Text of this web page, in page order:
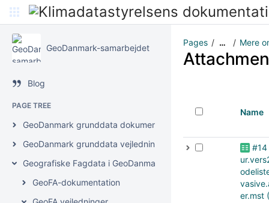
GeoDanmark-samarbejdet
Blog
PAGE TREE
GeoDanmark grunddata dokumentation
GeoDanmark grunddata vejledninger
Geografiske Fagdata i GeoDanmark (GeoFA)
GeoFA-dokumentation
Pages … Mere
Name
er.mst